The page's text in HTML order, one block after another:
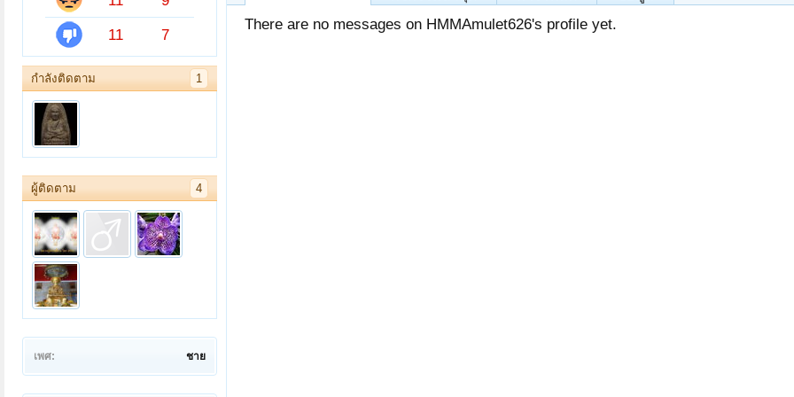
11
7
กำลังติดตาม 1
ผู้ติดตาม 4
เพศ: ชาย
There are no messages on HMMAmulet626's profile yet.